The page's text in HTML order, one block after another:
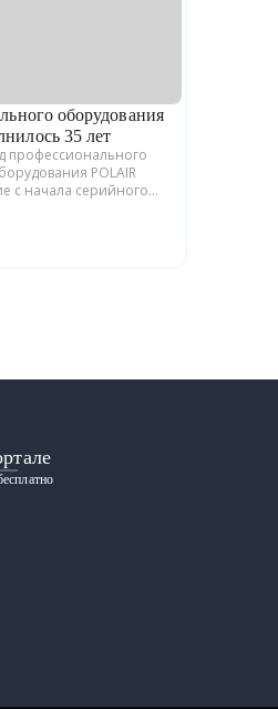
оборудования
35 лет
профессионального
POLAIR
с начала серийного
обору...